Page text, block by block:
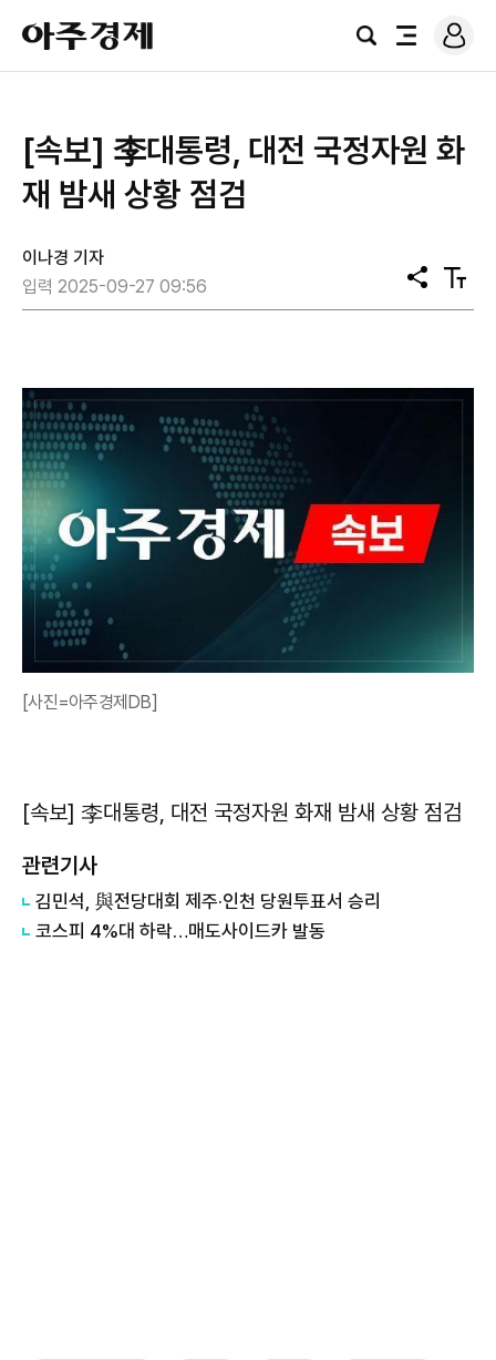
아
주
경
검
전
로
그
[속보] 李대통령, 대전 국정자원 화
재 밤새 상황 점검
이나경 기자
입력 2025-09-27 09:56
공
유
텍
스
[사진=아주경제DB]
[속보] 李대통령, 대전 국정자원 화재 밤새 상황 점검
관련기사
김민석, 與전당대회 제주·인천 당원투표서 승리
코스피 4%대 하락…매도사이드카 발동